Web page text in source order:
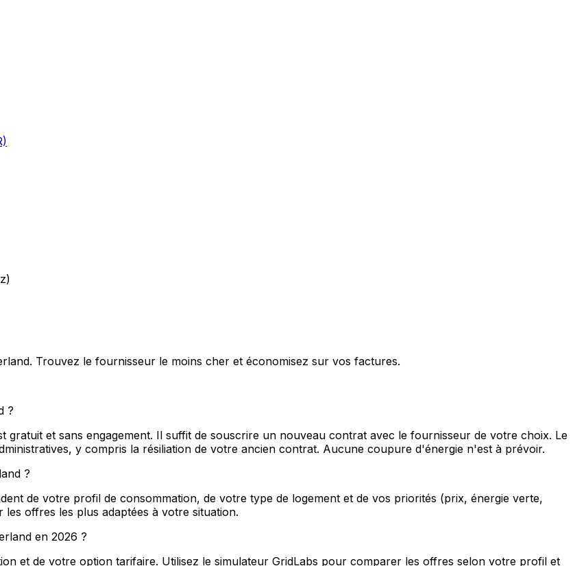
Trouvez le fournisseur le moins cher et économisez sur vos factures.
?
gratuit et sans engagement. Il suffit de souscrire un nouveau contrat avec le fournisseur de votre choix. Le
y compris la résiliation de votre ancien contrat. Aucune coupure d'énergie n'est à prévoir.
?
de votre profil de consommation, de votre type de logement et de vos priorités (prix, énergie verte,
offres les plus adaptées à votre situation.
en 2026 ?
et de votre option tarifaire. Utilisez le simulateur GridLabs pour comparer les offres selon votre profil et